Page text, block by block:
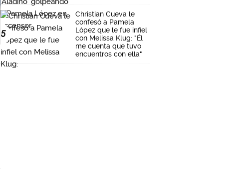
5
Christian Cueva le
confesó a Pamela
López que le fue infiel
con Melissa Klug: "Él
me cuenta que tuvo
encuentros con ella"